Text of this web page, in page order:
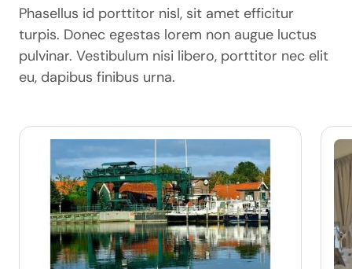
Phasellus id porttitor nisl, sit amet efficitur
turpis. Donec egestas lorem non augue luctus
pulvinar. Vestibulum nisi libero, porttitor nec elit
eu, dapibus finibus urna.